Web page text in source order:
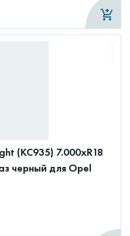
(КС935) 7.000xR18
черный для Opel